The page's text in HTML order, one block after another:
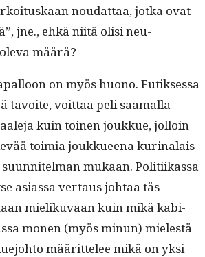
nou­dat­taa, jot­ka ovat
jne., ehkä niitä olisi neu­
määrä?
on myös huono. Futik­ses­sa
tavoite, voit­taa peli saa­mal­la
kuin toinen joukkue, jol­loin
toimia joukkueena kuri­nalais­
mukaan. Poli­ti­ikas­sa
asi­as­sa ver­taus johtaa täs­
mieliku­vaan kuin mikä kabi­
mon­en (myös min­un) mielestä
määrit­telee mikä on yksi